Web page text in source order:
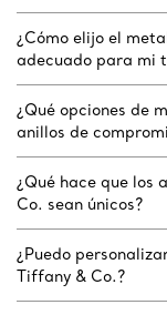
¿Cómo elijo el
adecuado para mi
¿Qué opciones de
anillos de
¿Qué hace que los
Co. sean únicos?
¿Puedo
Tiffany & Co.?